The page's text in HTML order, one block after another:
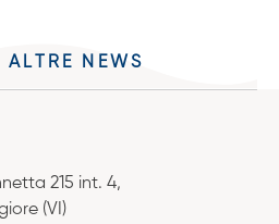
NEWS
215 int. 4,
(VI)